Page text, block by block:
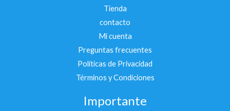
Tienda
contacto
Mi cuenta
Preguntas frecuentes
Políticas de Privacidad
Términos y Condiciones
Importante